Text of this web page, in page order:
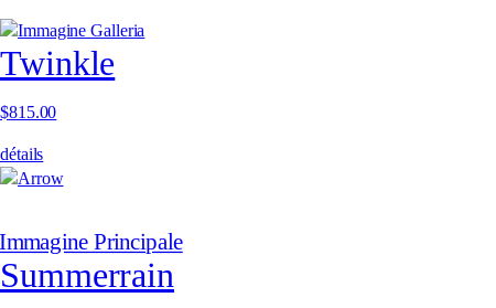
Twinkle
$815.00
détails
Summerrain